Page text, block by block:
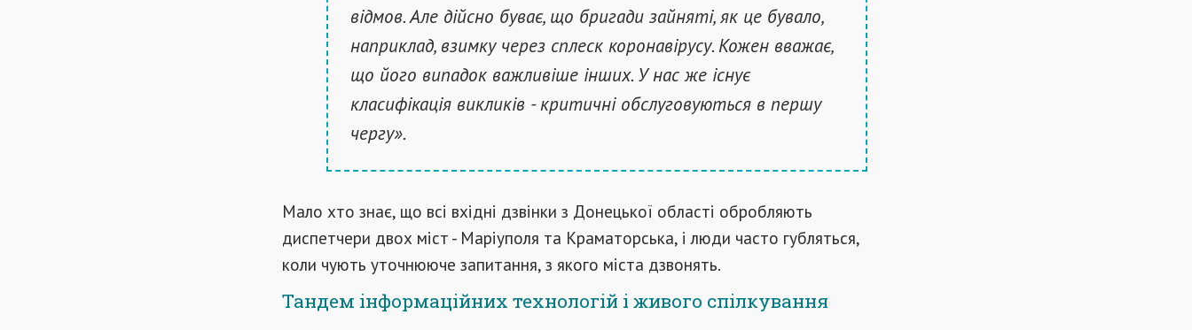
відмов. Але дійсно буває, що бригади зайняті, як це бувало,
наприклад, взимку через сплеск коронавірусу. Кожен вважає,
що його випадок важливіше інших. У нас же існує
класифікація викликів - критичні обслуговуються в першу
чергу».
Мало хто знає, що всі вхідні дзвінки з Донецької області обробляють
диспетчери двох міст - Маріуполя та Краматорська, і люди часто губляться,
коли чують уточнююче запитання, з якого міста дзвонять.
Тандем інформаційних технологій і живого спілкування